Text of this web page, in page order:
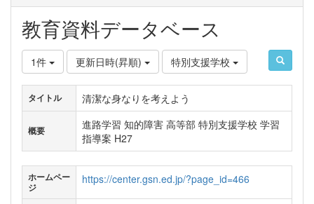
教育資料データベース
1件 更新日時(昇順) 特別支援学校
タイトル 清潔な身なりを考えよう
概要
進路学習 知的障害 高等部 特別支援学校 学習
指導案 H27
ホームペー
ジ
https://center.gsn.ed.jp/?page_id=466